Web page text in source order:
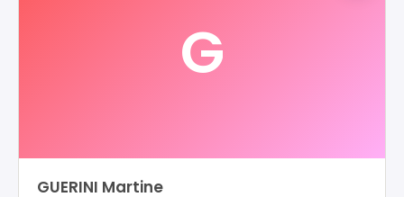
G
GUERINI Martine